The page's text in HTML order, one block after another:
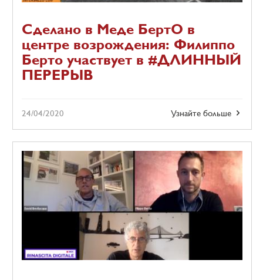
Сделано в Меде БертО в
центре возрождения: Филиппо
Берто участвует в #ДЛИННЫЙ
ПЕРЕРЫВ
Узнайте больше
24/04/2020